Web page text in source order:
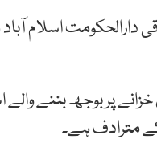
دارالحکومت اسلام
پر بوجھ بننے
مترادف ہے۔